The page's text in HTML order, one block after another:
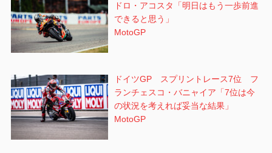
ドロ・アコスタ「明日はもう一歩前進
できると思う」
MotoGP
ドイツGP スプリントレース7位 フ
ランチェスコ・バニャイア「7位は今
の状況を考えれば妥当な結果」
MotoGP